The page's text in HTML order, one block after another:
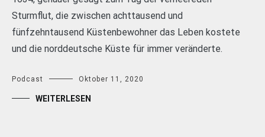
Sturmflut, die zwischen achttausend und
fünfzehntausend Küstenbewohner das Leben kostete
und die norddeutsche Küste für immer veränderte.
Podcast Oktober 11, 2020
WEITERLESEN